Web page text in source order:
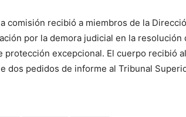
comisión recibió a miembros de la
por la demora judicial en la resolución
protección excepcional. El cuerpo recibió
dos pedidos de informe al Tribunal